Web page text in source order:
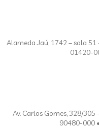
Alameda Jaú, 1742 – sala 51
01420-
Av. Carlos Gomes, 328/305
90480-000